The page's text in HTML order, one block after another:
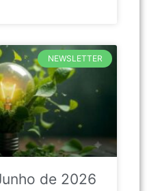
NEWSLETTER
de 2026